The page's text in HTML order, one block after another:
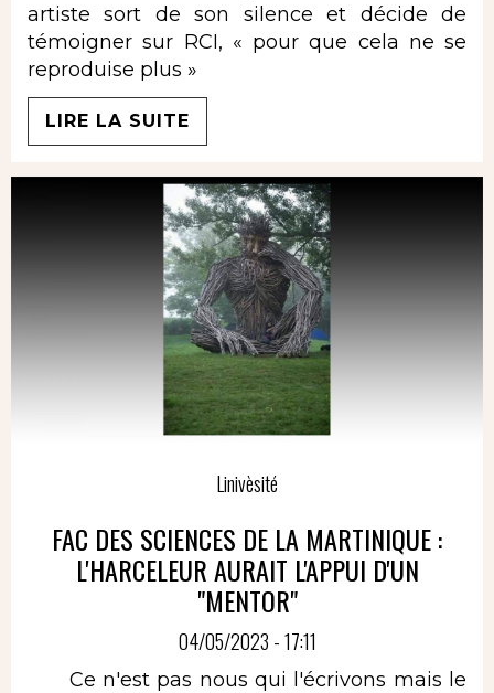
artiste sort de son silence et décide de
témoigner sur RCI, « pour que cela ne se
reproduise plus »
LIRE LA SUITE
Linivèsité
FAC DES SCIENCES DE LA MARTINIQUE :
L'HARCELEUR AURAIT L'APPUI D'UN
"MENTOR"
04/05/2023 - 17:11
Ce n'est pas nous qui l'écrivons mais le